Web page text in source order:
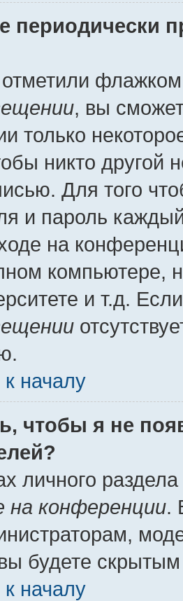
периодически
, вы
только
никто другой
Для того
и пароль
на
компьютере,
и т.д.
началу
чтобы я не
личного
на конференции.
будете
началу